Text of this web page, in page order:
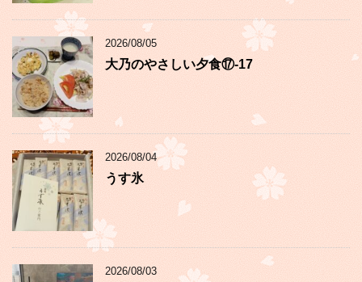
2026/08/05
大乃のやさしい夕食⑰-17
2026/08/04
うす氷
2026/08/03